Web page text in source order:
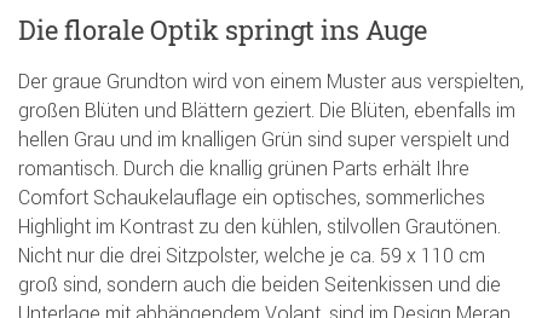
Die florale Optik springt ins Auge
Der graue Grundton wird von einem Muster aus verspielten,
großen Blüten und Blättern geziert. Die Blüten, ebenfalls im
hellen Grau und im knalligen Grün sind super verspielt und
romantisch. Durch die knallig grünen Parts erhält Ihre
Comfort Schaukelauflage ein optisches, sommerliches
Highlight im Kontrast zu den kühlen, stilvollen Grautönen.
Nicht nur die drei Sitzpolster, welche je ca. 59 x 110 cm
groß sind, sondern auch die beiden Seitenkissen und die